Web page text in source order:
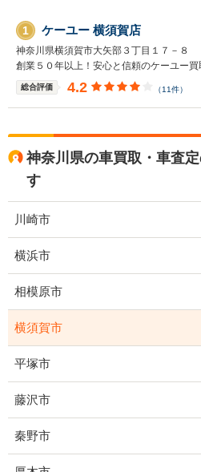
1 ケーユー 横須賀店
神奈川県横須賀市大矢部３丁目１７－８
創業５０年以上！安心と信頼のケーユー
総合評価 4.2 （11件）
神奈川県の車買取・車査
す
川崎市
横浜市
相模原市
横須賀市
平塚市
藤沢市
秦野市